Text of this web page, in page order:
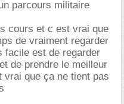
parcours militaire
cours et c est vrai que
de vraiment regarder
facile est de regarder
de prendre le meilleur
que ça ne tient pas